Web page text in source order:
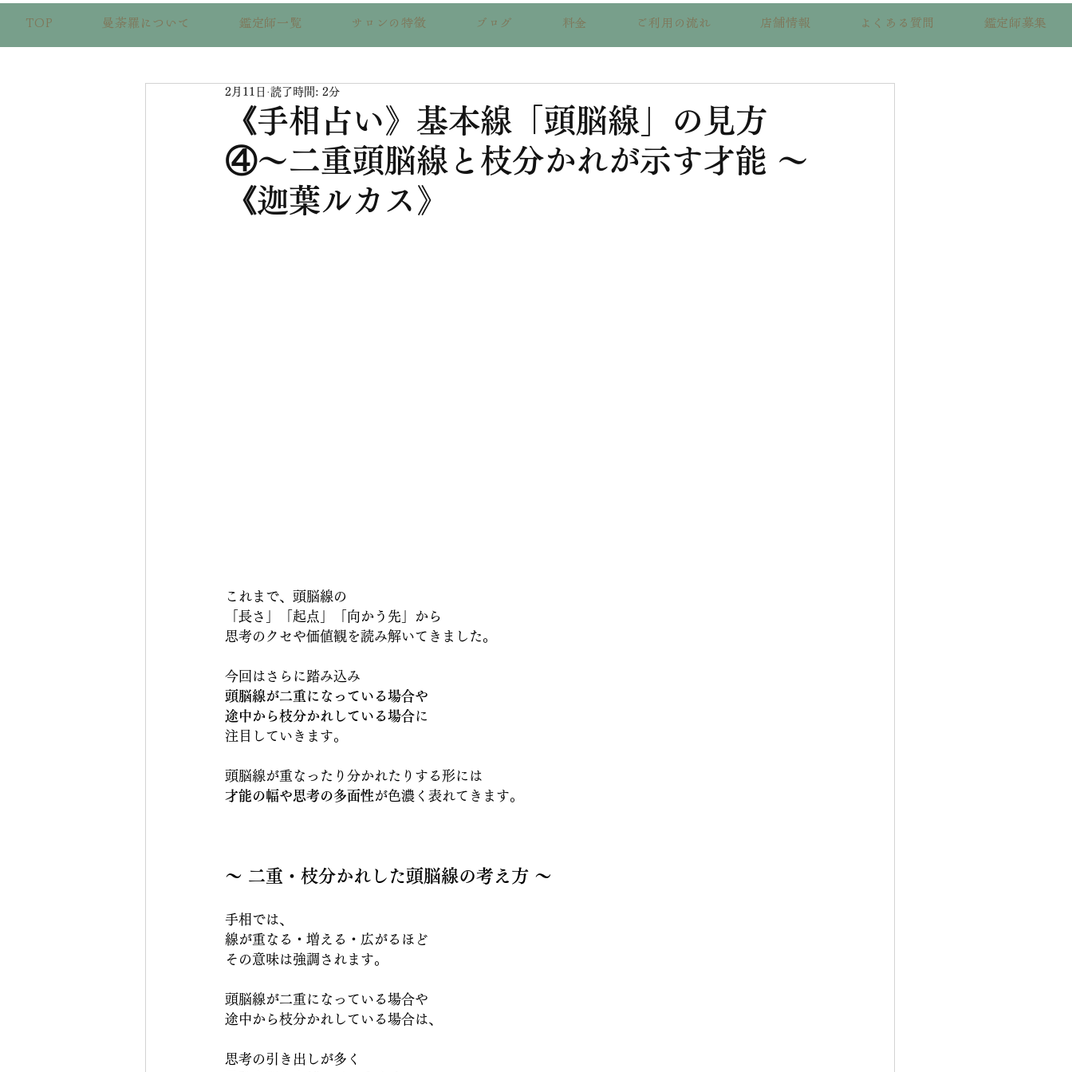
TOP 曼荼羅について 鑑定師一覧 サロンの特徴 ブログ 料金 ご利用の流れ 店舗情報 よくある質問 鑑定師募集
《手相占い》基本線「頭脳線」の見方
④〜二重頭脳線と枝分かれが示す才能 〜
《迦葉ルカス》
2月11日 読了時間: 2分
これまで、頭脳線の
「長さ」「起点」「向かう先」から
思考のクセや価値観を読み解いてきました。
今回はさらに踏み込み
頭脳線が二重になっている場合や
途中から枝分かれしている場合に
注目していきます。
頭脳線が重なったり分かれたりする形には
才能の幅や思考の多面性が色濃く表れてきます。
〜 二重・枝分かれした頭脳線の考え方 〜
手相では、
線が重なる・増える・広がるほど
その意味は強調されます。
頭脳線が二重になっている場合や
途中から枝分かれしている場合は、
思考の引き出しが多く